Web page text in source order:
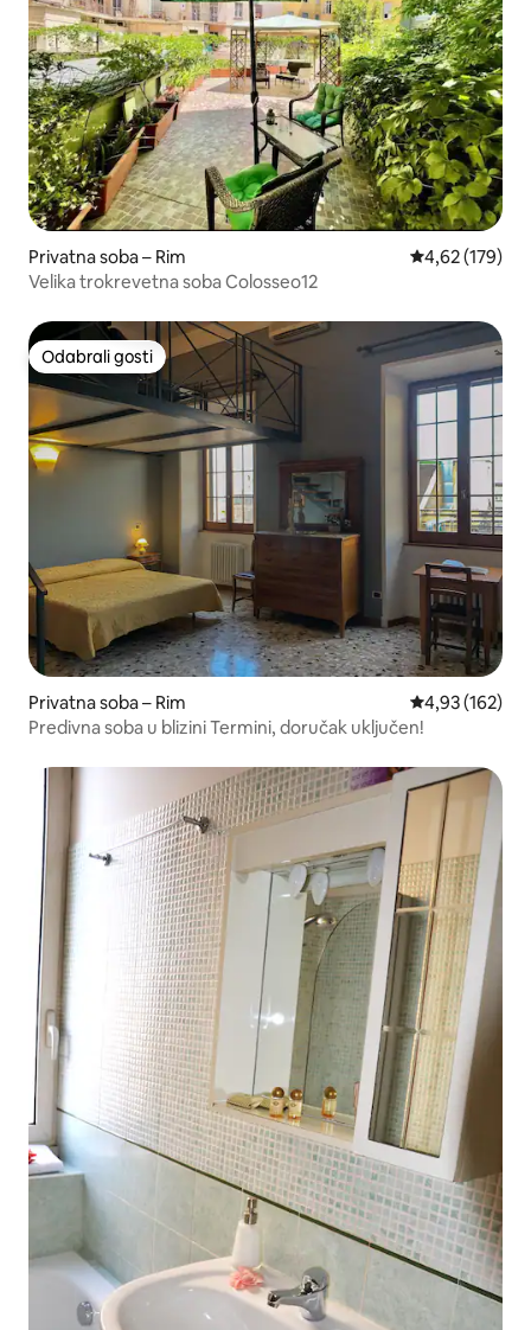
Privatna soba – Rim Prosječna
4,62 (179)
Velika trokrevetna soba Colosseo12
Odabrali gosti
Odabrali gosti
Privatna soba – Rim Prosječna
4,93 (162)
Predivna soba u blizini Termini, doručak uključen!